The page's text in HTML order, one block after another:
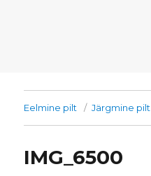
Eelmine pilt Järgmine pilt
IMG_6500